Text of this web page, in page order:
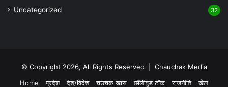
Uncategorized 32
© Copyright 2026, All Rights Reserved | Chauchak Media
Home
प्रदेश देश/विदेश चउचक खास छॉलीवुड टॉक राजनीति खेल